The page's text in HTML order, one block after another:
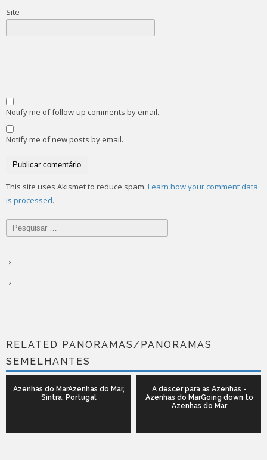
Site
Notify me of follow-up comments by email.
Notify me of new posts by email.
This site uses Akismet to reduce spam. Learn how your comment data
is processed.
Pesquisar
por:
RELATED PANORAMAS/PANORAMAS
SEMELHANTES
Azenhas do MarAzenhas do Mar,
Sintra, Portugal
A descer para as Azenhas -
Azenhas do MarGoing down to
Azenhas do Mar